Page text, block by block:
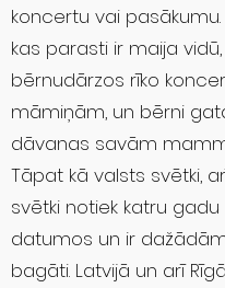
koncertu vai
kas parasti ir maija
bērnudārzos rīko
māmiņām, un bērni
dāvanas savām
Tāpat kā valsts svētki,
svētki notiek katru
datumos un ir
bagāti. Latvijā un arī